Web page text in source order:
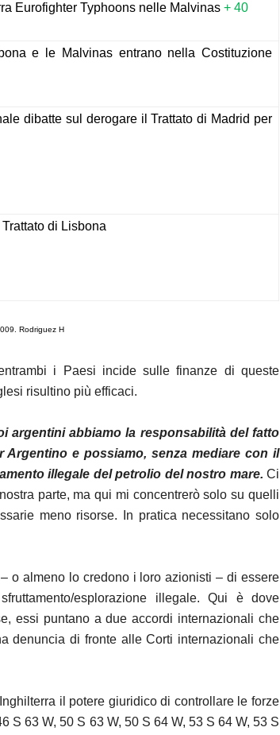
Eurofighter Typhoons nelle Malvinas + 40
e le Malvinas entrano nella Costituzione
dibatte sul derogare il Trattato di Madrid per
di Lisbona
Rodriguez H
i Paesi incide sulle finanze di queste
risultino più efficaci.
argentini abbiamo la responsabilità del fatto
e possiamo, senza mediare con il
illegale del petrolio del nostro mare. Ci
parte, ma qui mi concentrerò solo su quelli
meno risorse. In pratica necessitano solo
o almeno lo credono i loro azionisti – di essere
esplorazione illegale. Qui è dove
essi puntano a due accordi internazionali che
denuncia di fronte alle Corti internazionali che
il potere giuridico di controllare le forze
S 63 W, 50 S 63 W, 50 S 64 W, 53 S 64 W, 53 S